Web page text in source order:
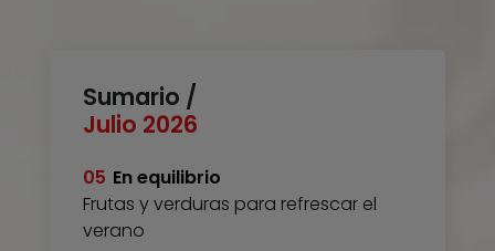
Sumario /
Julio 2026
05 En equilibrio
Frutas y verduras para refrescar el
verano